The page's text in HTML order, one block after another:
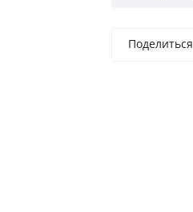
Поделиться